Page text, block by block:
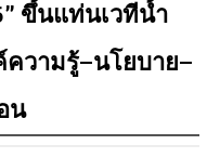
ขึ้นแท่นเวทีน้ำ
ความรู้–นโยบาย–
น